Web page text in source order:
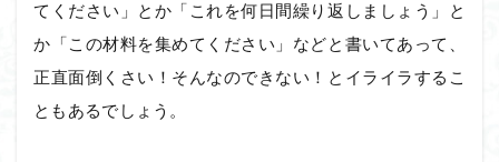
てください」とか「これを何日間繰り返しましょう」と
か「この材料を集めてください」などと書いてあって、
正直面倒くさい！そんなのできない！とイライラするこ
ともあるでしょう。